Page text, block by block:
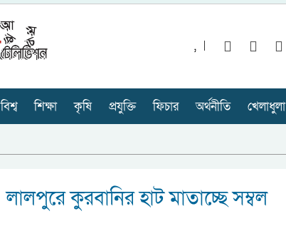
,
বিশ্ব শিক্ষা কৃষি প্রযুক্তি ফিচার অর্থনীতি খেলাধুলা
লালপুরে কুরবানির হাট মাতাচ্ছে সম্বল